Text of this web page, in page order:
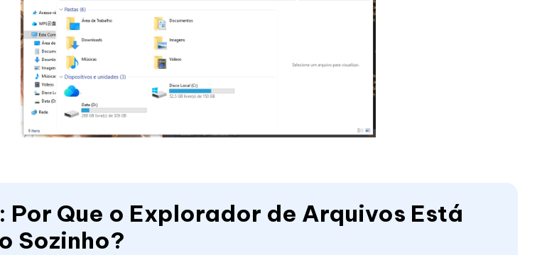
Por Que o Explorador de Arquivos Está
Sozinho?